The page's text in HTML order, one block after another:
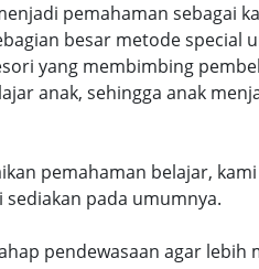
pemahaman sebagai
besar metode special
yang membimbing
anak, sehingga anak
pemahaman belajar,
pada umumnya.
pendewasaan agar